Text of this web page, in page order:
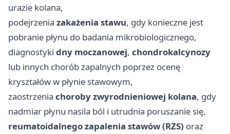
urazie kolana,
podejrzenia zakażenia stawu, gdy konieczne jest
pobranie płynu do badania mikrobiologicznego,
diagnostyki dny moczanowej, chondrokalcynozy
lub innych chorób zapalnych poprzez ocenę
kryształów w płynie stawowym,
zaostrzenia choroby zwyrodnieniowej kolana, gdy
nadmiar płynu nasila ból i utrudnia poruszanie się,
reumatoidalnego zapalenia stawów (RZS) oraz